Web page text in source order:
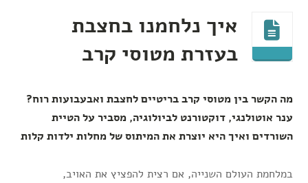
איך נלחמנו בחצבת
בעזרת מטוסי קרב
מה הקשר בין מטוסי קרב בריטיים לחצבת ואבעבועות רוח?
ענר אוטולנגי, דוקטורנט לביולוגיה, מסביר על הטיית
השורדים ואיך היא יוצרת את המיתוס של מחלות ילדות קלות
במלחמת העולם השנייה, אם רצית להפציץ את האויב,